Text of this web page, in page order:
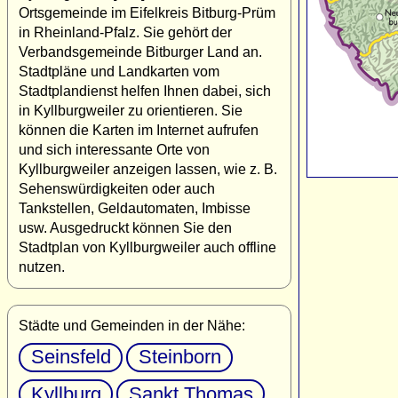
Ortsgemeinde im Eifelkreis Bitburg-Prüm
in Rheinland-Pfalz. Sie gehört der
Verbandsgemeinde Bitburger Land an.
Stadtpläne und Landkarten vom
Stadtplandienst helfen Ihnen dabei, sich
in Kyllburgweiler zu orientieren. Sie
können die Karten im Internet aufrufen
und sich interessante Orte von
Kyllburgweiler anzeigen lassen, wie z. B.
Sehenswürdigkeiten oder auch
Tankstellen, Geldautomaten, Imbisse
usw. Ausgedruckt können Sie den
Stadtplan von Kyllburgweiler auch offline
nutzen.
Städte und Gemeinden in der Nähe:
Seinsfeld
Steinborn